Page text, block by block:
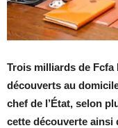
Trois milliards de Fcfa
découverts au
chef de l’État, selon
cette découverte ainsi